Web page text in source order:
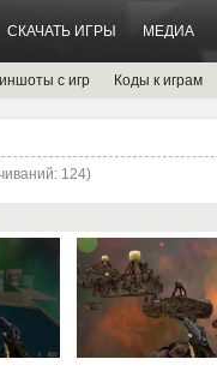
СКАЧАТЬ ИГРЫ МЕДИА
с игр Коды к играм
124)